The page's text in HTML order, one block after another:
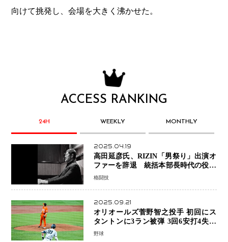
向けて挑発し、会場を大きく沸かせた。
ACCESS RANKING
24H WEEKLY MONTHLY
2025.04.19
高田延彦氏、RIZIN「男祭り」出演オ
ファーを辞退 統括本部長時代の役目
「すでに終えています」と明言
格闘技
2025.09.21
オリオールズ菅野智之投手 初回にス
タントンに3ラン被弾 3回6安打4失点
で降板
野球